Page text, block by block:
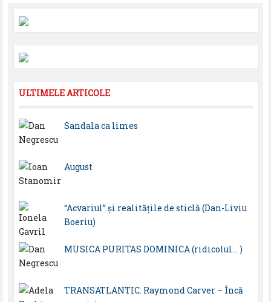
ULTIMELE ARTICOLE
Sandala ca limes
August
“Acvariul” și realitățile de sticlă (Dan-Liviu
Boeriu)
MUSICA PURITAS DOMINICA (ridicolul… )
TRANSATLANTIC. Raymond Carver – Încă